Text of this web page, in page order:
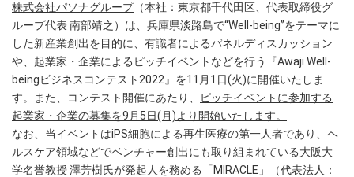
株式会社パソナグループ（本社：東京都千代田区、代表取締役グ
ループ代表 南部靖之）は、兵庫県淡路島で“Well-being”をテーマに
した新産業創出を目的に、有識者によるパネルディスカッション
や、起業家・企業によるピッチイベントなどを行う『Awaji Well-
beingビジネスコンテスト2022』を11月1日(火)に開催いたしま
す。また、コンテスト開催にあたり、
ピッチイベントに参加する
起業家・企業の募集を9月5日(月)より開始いたします。
なお、当イベントはiPS細胞による再生医療の第一人者であり、ヘ
ルスケア領域などでベンチャー創出にも取り組まれている大阪大
学名誉教授 澤芳樹氏が発起人を務める「MIRACLE」（代表法人：